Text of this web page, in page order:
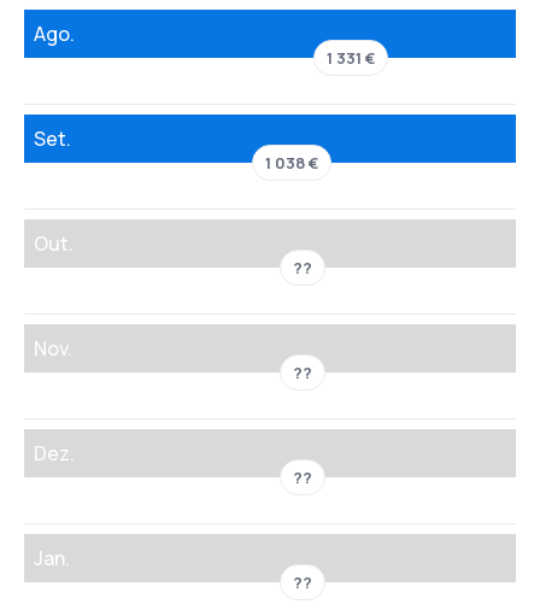
Ago.
1 331 €
Set.
1 038 €
Out.
??
Nov.
??
Dez.
??
Jan.
??